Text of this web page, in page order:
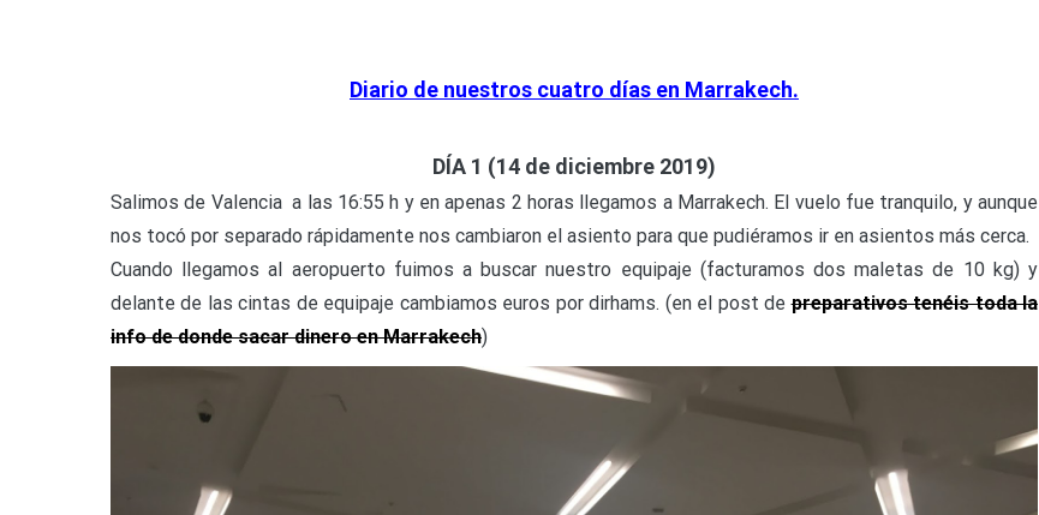
Diario de nuestros cuatro días en Marrakech.
DÍA 1 (14 de diciembre 2019)
Salimos de Valencia a las 16:55 h y en apenas 2 horas llegamos a Marrakech. El vuelo fue tranquilo, y aunque
nos tocó por separado rápidamente nos cambiaron el asiento para que pudiéramos ir en asientos más cerca.
Cuando llegamos al aeropuerto fuimos a buscar nuestro equipaje (facturamos dos maletas de 10 kg) y
delante de las cintas de equipaje cambiamos euros por dirhams. (en el post depreparativos tenéis toda la
info de donde sacar dinero en Marrakech)